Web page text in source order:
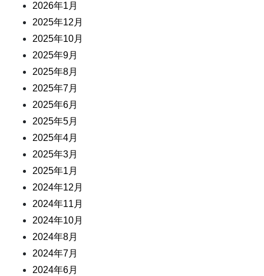
2026年1月
2025年12月
2025年10月
2025年9月
2025年8月
2025年7月
2025年6月
2025年5月
2025年4月
2025年3月
2025年1月
2024年12月
2024年11月
2024年10月
2024年8月
2024年7月
2024年6月